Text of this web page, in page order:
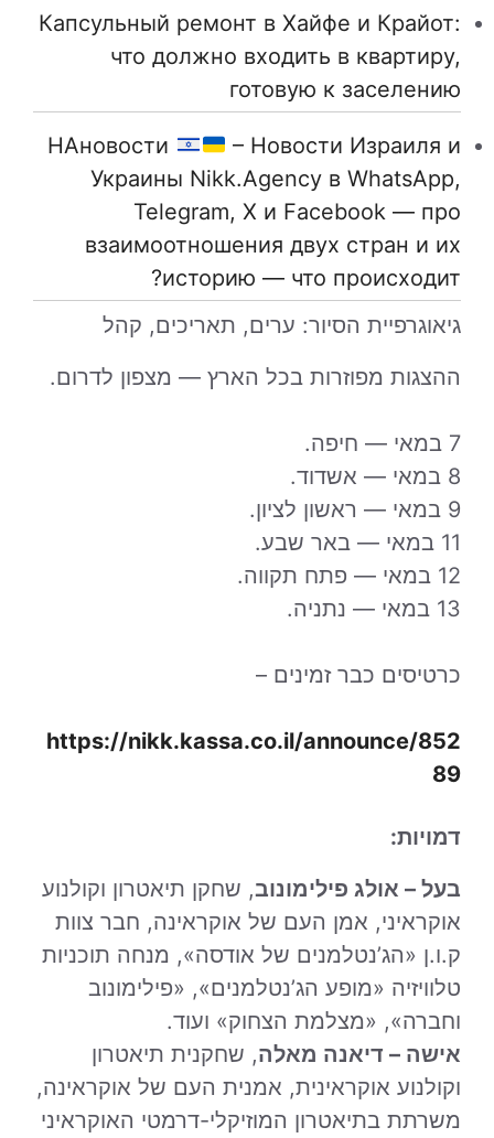
Капсульный ремонт в Хайфе и Крайот:
что должно входить в квартиру,
готовую к заселению
НАновости
– Новости Израиля и
Украины Nikk.Agency в WhatsApp,
Telegram, X и Facebook — про
взаимоотношения двух стран и их
историю — что происходит?
גיאוגרפיית הסיור: ערים, תאריכים, קהל
ההצגות מפוזרות בכל הארץ — מצפון לדרום.
7 במאי — חיפה.
8 במאי — אשדוד.
9 במאי — ראשון לציון.
11 במאי — באר שבע.
12 במאי — פתח תקווה.
13 במאי — נתניה.
כרטיסים כבר זמינים –
https://nikk.kassa.co.il/announce/852
89
דמויות:
בעל – אולג פילימונוב, שחקן תיאטרון וקולנוע
אוקראיני, אמן העם של אוקראינה, חבר צוות
ק.ו.ן «הג’נטלמנים של אודסה», מנחה תוכניות
טלוויזיה «מופע הג’נטלמנים», «פילימונוב
וחברה», «מצלמת הצחוק» ועוד.
אישה – דיאנה מאלה, שחקנית תיאטרון
וקולנוע אוקראינית, אמנית העם של אוקראינה,
משרתת בתיאטרון המוזיקלי-דרמטי האוקראיני